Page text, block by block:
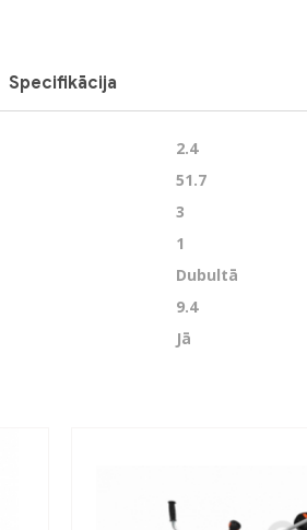
Specifikācija
2.4
51.7
3
1
Dubultā
9.4
Jā